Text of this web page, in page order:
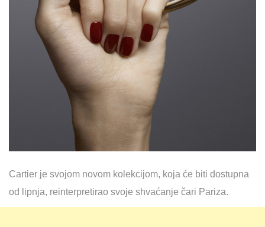
Cartier je svojom novom kolekcijom, koja će biti dostupna
od lipnja, reinterpretirao svoje shvaćanje čari Pariza.